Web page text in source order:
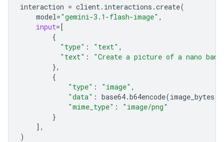
interaction = client. interactions .create(
model="gemini-3.1-flash-image" ,
input=[
{
"type" : "text" ,
"text" :
"Create a picture of a nano
},
{
"type" : "image" ,
"data" : base64.b64encode(image_bytes
"mime_type" :
"image/png"
}
],
)